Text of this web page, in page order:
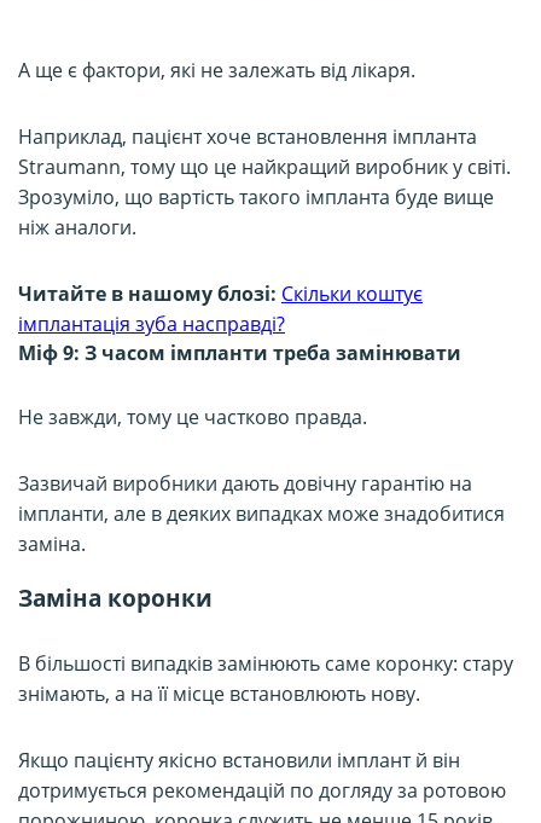
А ще є фактори, які не залежать від лікаря.
Наприклад, пацієнт хоче встановлення імпланта
Straumann, тому що це найкращий виробник у світі.
Зрозуміло, що вартість такого імпланта буде вище
ніж аналоги.
Читайте в нашому блозі: Скільки коштує
імплантація зуба насправді?
Міф 9: З часом імпланти треба замінювати
Не завжди, тому це частково правда.
Зазвичай виробники дають довічну гарантію на
імпланти, але в деяких випадках може знадобитися
заміна.
Заміна коронки
В більшості випадків замінюють саме коронку: стару
знімають, а на її місце встановлюють нову.
Якщо пацієнту якісно встановили імплант й він
дотримується рекомендацій по догляду за ротовою